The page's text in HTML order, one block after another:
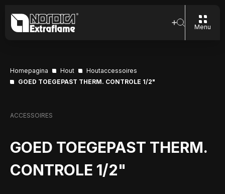
Menu
Homepagina Hout
Houtaccessoires
GOED TOEGEPAST THERM. CONTROLE 1/2"
ACCESSOIRES
GOED TOEGEPAST THERM.
CONTROLE 1/2"